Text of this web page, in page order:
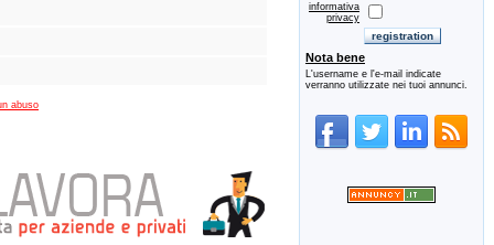
abuso
informativa
privacy
Nota bene
L'username e l'e-mail indicate
verranno utilizzate nei tuoi annunci.